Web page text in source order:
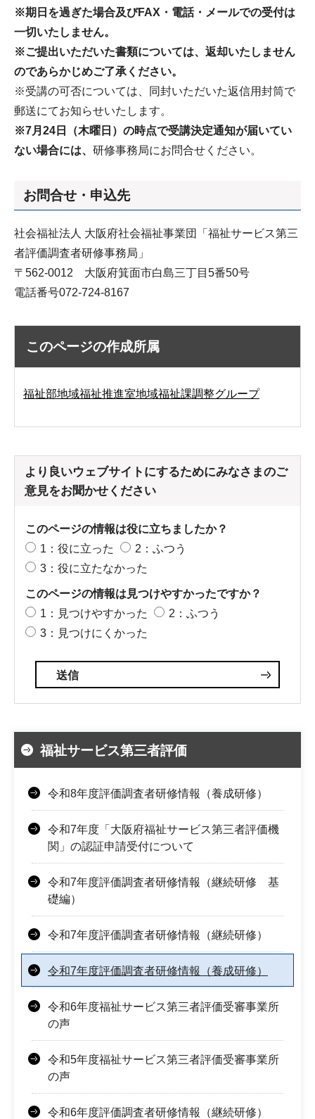
※期日を過ぎた場合及びFAX・電話・メールでの受付は
一切いたしません。
※ご提出いただいた書類については、返却いたしません
のであらかじめご了承ください。
※受講の可否については、同封いただいた返信用封筒で
郵送にてお知らせいたします。
※7月24 日（木曜日）の時点で受講決定通知が届いてい
ない場合には、 研修事務局にお問合せください。
お問合せ・申込先
社会福祉法人 大阪府社会福祉事業団「福祉サービス第三
者評価調査者研修事務局」
〒562-0012 大阪府箕面市白島三丁目5番50号
電話番号072-724-8167
このページの作成所属
福祉部地域福祉推進室地域福祉課調整グループ
より良いウェブサイトにするためにみなさまのご
意見をお聞かせください
このページの情報は役に立ちましたか？
1：役に立った
2：ふつう
3：役に立たなかった
このページの情報は見つけやすかったですか？
1：見つけやすかった
2：ふつう
3：見つけにくかった
福祉サービス第三者評価
令和8年度評価調査者研修情報（養成研修）
令和7年度「大阪府福祉サービス第三者評価機
関」の認証申請受付について
令和7年度評価調査者研修情報（継続研修 基
礎編）
令和7年度評価調査者研修情報（継続研修）
令和7年度評価調査者研修情報（養成研修）
令和6年度福祉サービス第三者評価受審事業所
の声
令和5年度福祉サービス第三者評価受審事業所
の声
令和6年度評価調査者研修情報（継続研修）